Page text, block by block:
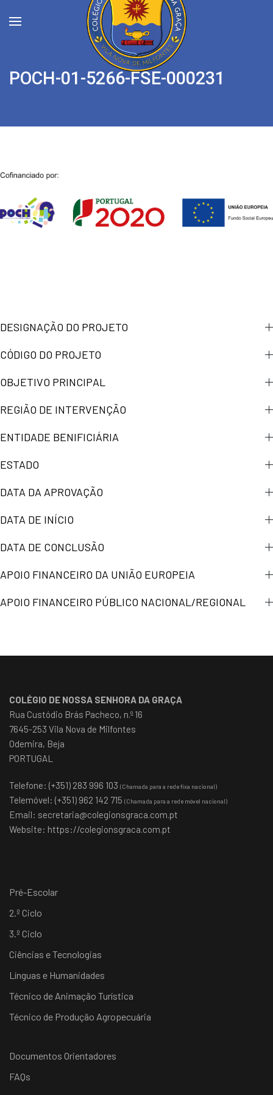
POCH-01-5266-FSE-000231
DESIGNAÇÃO DO PROJETO
CÓDIGO DO PROJETO
OBJETIVO PRINCIPAL
REGIÃO DE INTERVENÇÃO
ENTIDADE BENIFICIÁRIA
ESTADO
DATA DA APROVAÇÃO
DATA DE INÍCIO
DATA DE CONCLUSÃO
APOIO FINANCEIRO DA UNIÃO EUROPEIA
APOIO FINANCEIRO PÚBLICO NACIONAL/REGIONAL
COLÉGIO DE NOSSA SENHORA DA GRAÇA
Rua Custódio Brás Pacheco, n.º 16
7645-253 Vila Nova de Milfontes
Odemira, Beja
PORTUGAL
Telefone: (+351) 283 996 103 (Chamada para a rede fixa nacional)
Telemóvel: (+351) 962 142 715 (Chamada para a rede móvel nacional)
Email: secretaria@colegionsgraca.com.pt
Website: https://colegionsgraca.com.pt
Pré-Escolar
2.º Ciclo
3.º Ciclo
Ciências e Tecnologias
Línguas e Humanidades
Técnico de Animação Turística
Técnico de Produção Agropecuária
Documentos Orientadores
FAQs